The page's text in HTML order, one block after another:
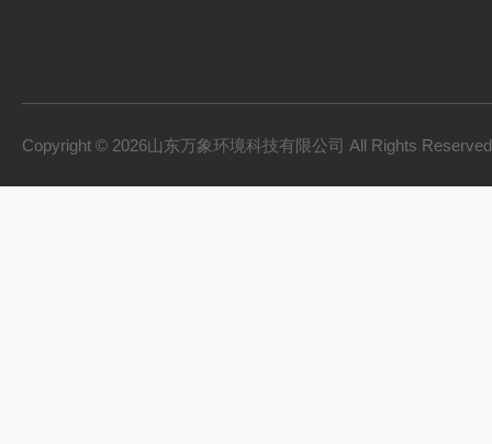
Copyright © 2026山东万象环境科技有限公司 All Rights